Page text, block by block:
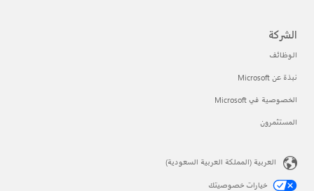
الشركة
الوظائف
نبذة عن Microsoft
الخصوصية في Microsoft
المستثمرون
العربية (المملكة العربية السعودية)
خيارات خصوصيتك